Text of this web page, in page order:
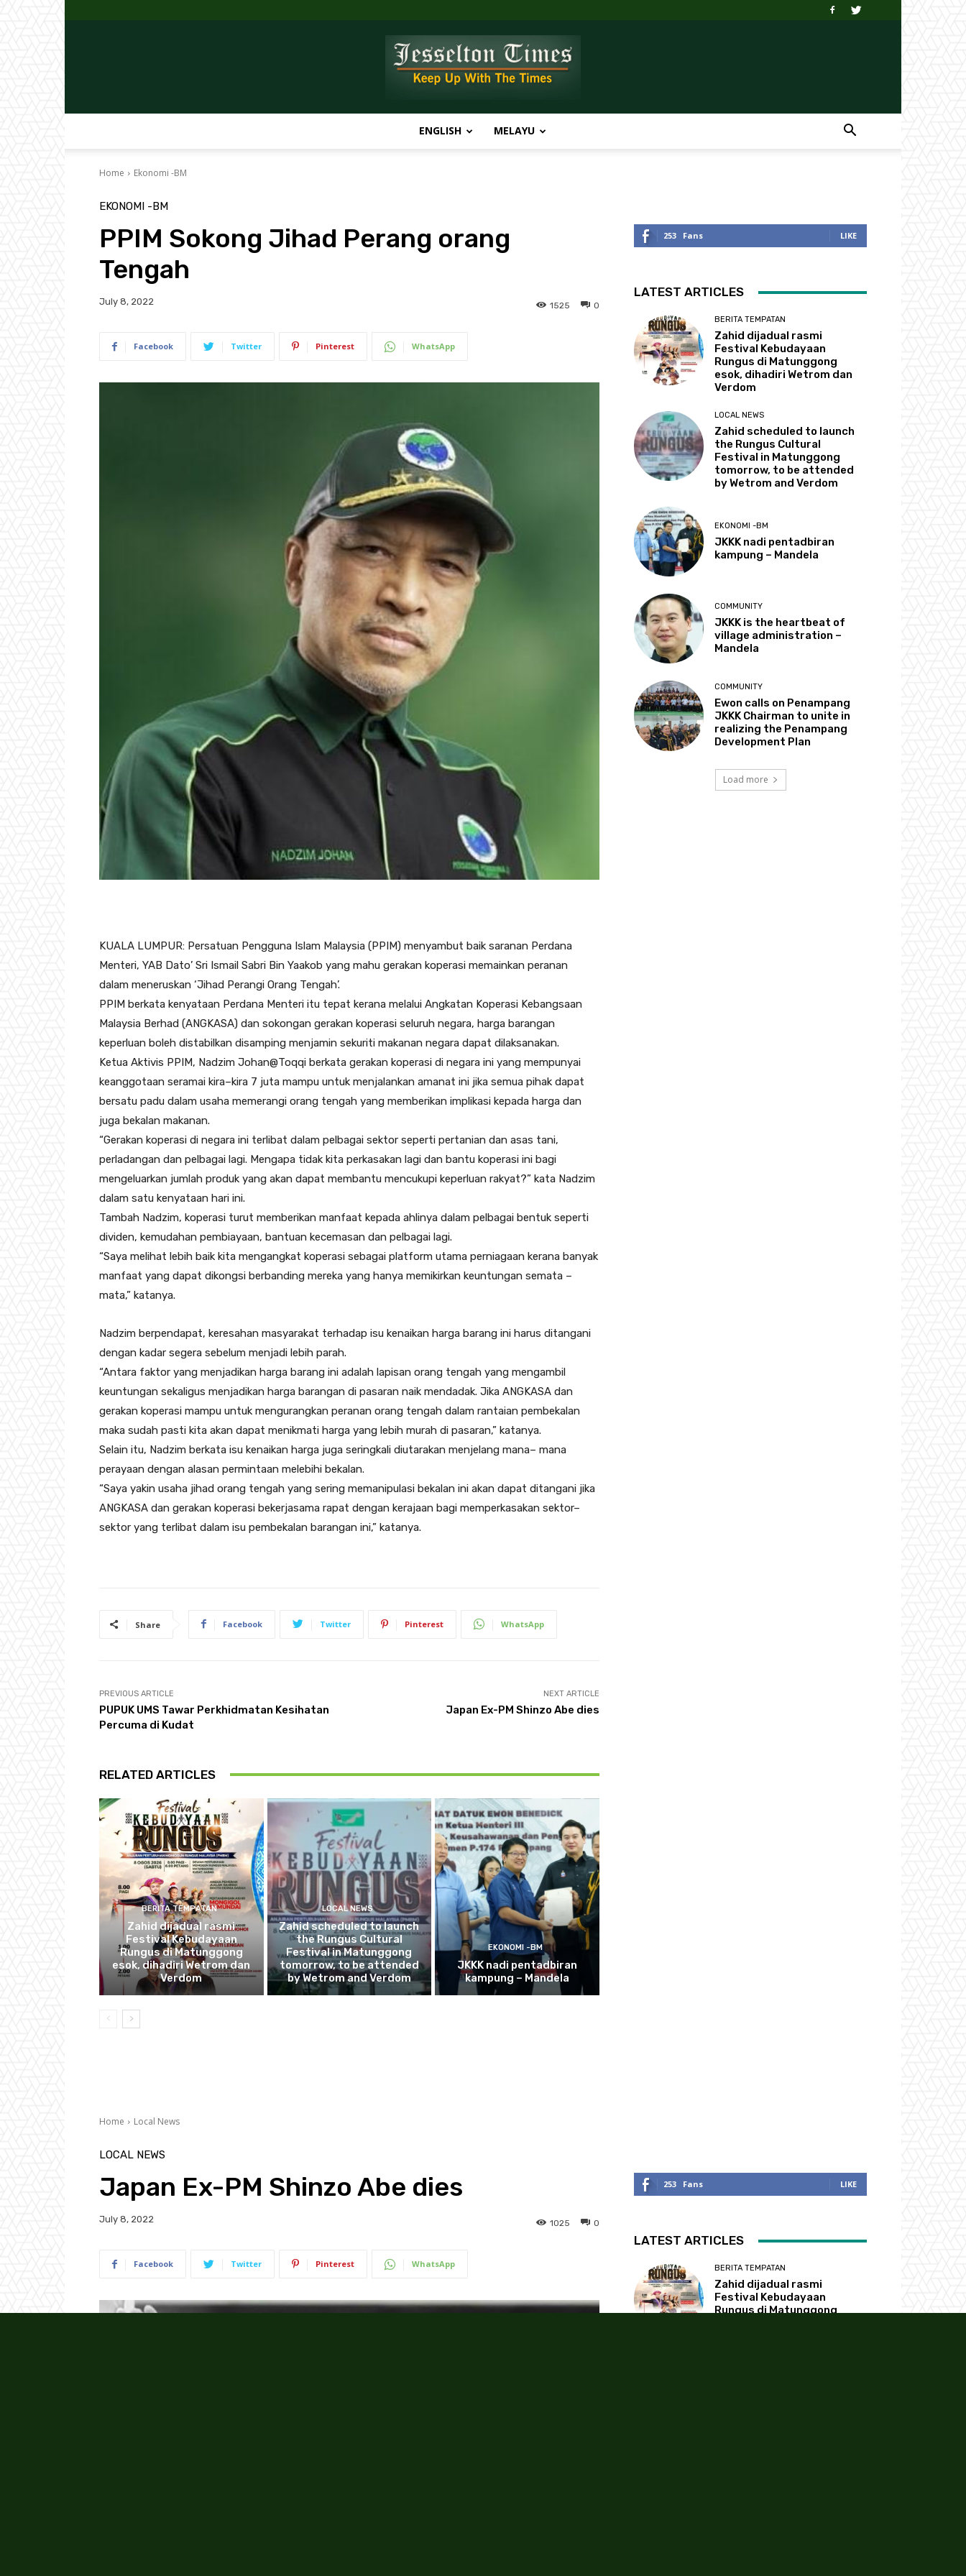
Times
ENGLISH MELAYU
Home Ekonomi -BM
EKONOMI -BM
PPIM Sokong Jihad Perang orang
Tengah
July 8, 2022 0
1525
Facebook Twitter Pinterest WhatsApp
KUALA LUMPUR: Persatuan Pengguna Islam Malaysia (PPIM) menyambut baik saranan Perdana
Menteri, YAB Dato’ Sri Ismail Sabri Bin Yaakob yang mahu gerakan koperasi memainkan peranan
dalam meneruskan ‘Jihad Perangi Orang Tengah’.
PPIM berkata kenyataan Perdana Menteri itu tepat kerana melalui Angkatan Koperasi Kebangsaan
Malaysia Berhad (ANGKASA) dan sokongan gerakan koperasi seluruh negara, harga barangan
keperluan boleh distabilkan disamping menjamin sekuriti makanan negara dapat dilaksanakan.
Ketua Aktivis PPIM, Nadzim Johan@Toqqi berkata gerakan koperasi di negara ini yang mempunyai
keanggotaan seramai kira–kira 7 juta mampu untuk menjalankan amanat ini jika semua pihak dapat
bersatu padu dalam usaha memerangi orang tengah yang memberikan implikasi kepada harga dan
juga bekalan makanan.
“Gerakan koperasi di negara ini terlibat dalam pelbagai sektor seperti pertanian dan asas tani,
perladangan dan pelbagai lagi. Mengapa tidak kita perkasakan lagi dan bantu koperasi ini bagi
mengeluarkan jumlah produk yang akan dapat membantu mencukupi keperluan rakyat?” kata Nadzim
dalam satu kenyataan hari ini.
Tambah Nadzim, koperasi turut memberikan manfaat kepada ahlinya dalam pelbagai bentuk seperti
dividen, kemudahan pembiayaan, bantuan kecemasan dan pelbagai lagi.
“Saya melihat lebih baik kita mengangkat koperasi sebagai platform utama perniagaan kerana banyak
manfaat yang dapat dikongsi berbanding mereka yang hanya memikirkan keuntungan semata –
mata,” katanya.
Nadzim berpendapat, keresahan masyarakat terhadap isu kenaikan harga barang ini harus ditangani
dengan kadar segera sebelum menjadi lebih parah.
“Antara faktor yang menjadikan harga barang ini adalah lapisan orang tengah yang mengambil
keuntungan sekaligus menjadikan harga barangan di pasaran naik mendadak. Jika ANGKASA dan
gerakan koperasi mampu untuk mengurangkan peranan orang tengah dalam rantaian pembekalan
maka sudah pasti kita akan dapat menikmati harga yang lebih murah di pasaran,” katanya.
Selain itu, Nadzim berkata isu kenaikan harga juga seringkali diutarakan menjelang mana– mana
perayaan dengan alasan permintaan melebihi bekalan.
“Saya yakin usaha jihad orang tengah yang sering memanipulasi bekalan ini akan dapat ditangani jika
ANGKASA dan gerakan koperasi bekerjasama rapat dengan kerajaan bagi memperkasakan sektor–
sektor yang terlibat dalam isu pembekalan barangan ini,” katanya.
Share Facebook Twitter Pinterest WhatsApp
PREVIOUS ARTICLE
PUPUK UMS Tawar Perkhidmatan Kesihatan
Percuma di Kudat
NEXT ARTICLE
Japan Ex-PM Shinzo Abe dies
RELATED ARTICLES
BERITA TEMPATAN
Zahid dijadual rasmi
Festival Kebudayaan
Rungus di Matunggong
esok, dihadiri Wetrom dan
Verdom
LOCAL NEWS
Zahid scheduled to launch
the Rungus Cultural
Festival in Matunggong
tomorrow, to be attended
by Wetrom and Verdom
EKONOMI -BM
JKKK nadi pentadbiran
kampung – Mandela
253 Fans LIKE
LATEST ARTICLES
BERITA TEMPATAN
Zahid dijadual rasmi
Festival Kebudayaan
Rungus di Matunggong
esok, dihadiri Wetrom dan
Verdom
LOCAL NEWS
Zahid scheduled to launch
the Rungus Cultural
Festival in Matunggong
tomorrow, to be attended
by Wetrom and Verdom
EKONOMI -BM
JKKK nadi pentadbiran
kampung – Mandela
COMMUNITY
JKKK is the heartbeat of
village administration –
Mandela
COMMUNITY
Ewon calls on Penampang
JKKK Chairman to unite in
realizing the Penampang
Development Plan
Load more